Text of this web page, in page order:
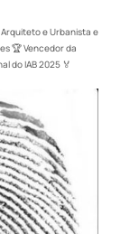
e Urbanista e
🏆 Vencedor da
do IAB 2025 🏅